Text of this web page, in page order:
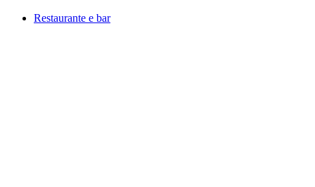
Restaurante e bar